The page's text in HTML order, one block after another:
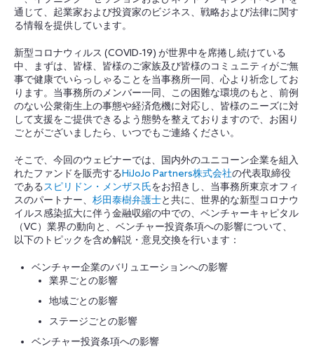
通じて、起業家および投資家のビジネス、戦略および法律に関す
る情報を提供しています。
新型コロナウィルス (COVID-19) が世界中を席捲し続けている
中、まずは、皆様、皆様のご家族及び皆様のコミュニティがご無
事で健康でいらっしゃることを当事務所一同、心より祈念してお
ります。当事務所のメンバー一同、この困難な環境のもと、前例
のない公衆衛生上の事態や経済危機に対応し、皆様のニーズに対
して支援をご提供できるよう態勢を整えておりますので、お困り
ごとがございましたら、いつでもご連絡ください。
そこで、今回のウェビナーでは、国内外のユニコーン企業を組入
れたファンドを販売するHiJoJo Partners株式会社の代表取締役
であるスピリドン・メンザス氏をお招きし、当事務所東京オフィ
スのパートナー、 杉田泰樹弁護士と共に、世界的な新型コロナウ
イルス感染拡大に伴う金融収縮の中での、ベンチャーキャピタル
（VC）業界の動向と、ベンチャー投資条項への影響について、
以下のトピックを含め解説・意見交換を行います：
ベンチャー企業のバリュエーションへの影響
業界ごとの影響
地域ごとの影響
ステージごとの影響
ベンチャー投資条項への影響